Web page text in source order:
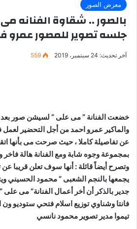
معرض الصور
بالصور .. شقاوة الفنانه
جلسه تصوير للمصور عمرو
آخر تحديث: 24 سبتمبر، 2019 559
خضعت الفنانة ” مى على ” لسيشن صور
والماكير عمرو احمد من أجل التحضير لعمل
عن تفاصيلة كاملا ، حيث صرحت مى بأنها
بمجموعة وجوه شابة ومع الفنانة هالة
وتصرح أيضاً قائلة : أنها سوف تعلن قريبا عن
يجمعها بالنجم الشعبى ” محمود الحسيني
جدير بالذكر أن أخر أعمال الفنانة” مى على
فانتا وشناوي توزيع اسلام فتحي ستوديو
تيموا مدير تصوير محمود نانسي